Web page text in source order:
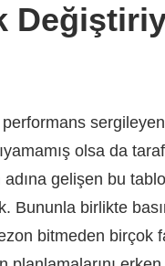
olsa da
gelişen bu
Bununla birlikte
bitmeden birçok